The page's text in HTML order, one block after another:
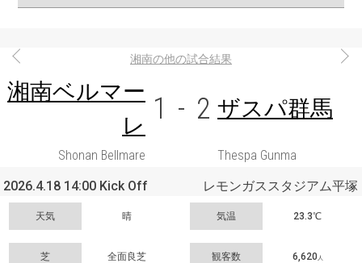
湘南の他の試合結果
湘南ベルマー
レ 1 - 2 ザスパ群馬
Shonan Bellmare
Thespa Gunma
2026.4.18 14:00 Kick Off
レモンガススタジアム平塚
天気 晴 気温 23.3℃
芝 全面良芝 観客数 6,620 人